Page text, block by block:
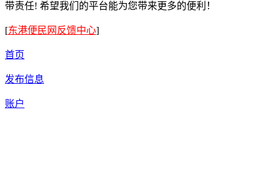
带责任! 希望我们的平台能为您带来更多的便利！
[东港便民网反馈中心]
首页
发布信息
账户